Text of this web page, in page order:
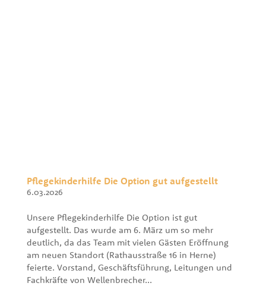
Pflegekinderhilfe Die Option gut aufgestellt
6.03.2026
Unsere Pflegekinderhilfe Die Option ist gut
aufgestellt. Das wurde am 6. März um so mehr
deutlich, da das Team mit vielen Gästen Eröffnung
am neuen Standort (Rathausstraße 16 in Herne)
feierte. Vorstand, Geschäftsführung, Leitungen und
Fachkräfte von Wellenbrecher...